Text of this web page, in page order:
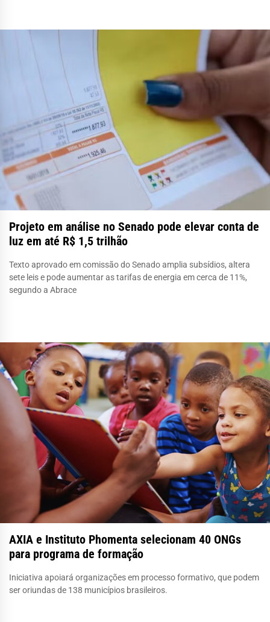
Projeto em análise no Senado pode elevar conta de
luz em até R$ 1,5 trilhão
Texto aprovado em comissão do Senado amplia subsídios, altera
sete leis e pode aumentar as tarifas de energia em cerca de 11%,
segundo a Abrace
AXIA e Instituto Phomenta selecionam 40 ONGs
para programa de formação
Iniciativa apoiará organizações em processo formativo, que podem
ser oriundas de 138 municípios brasileiros.